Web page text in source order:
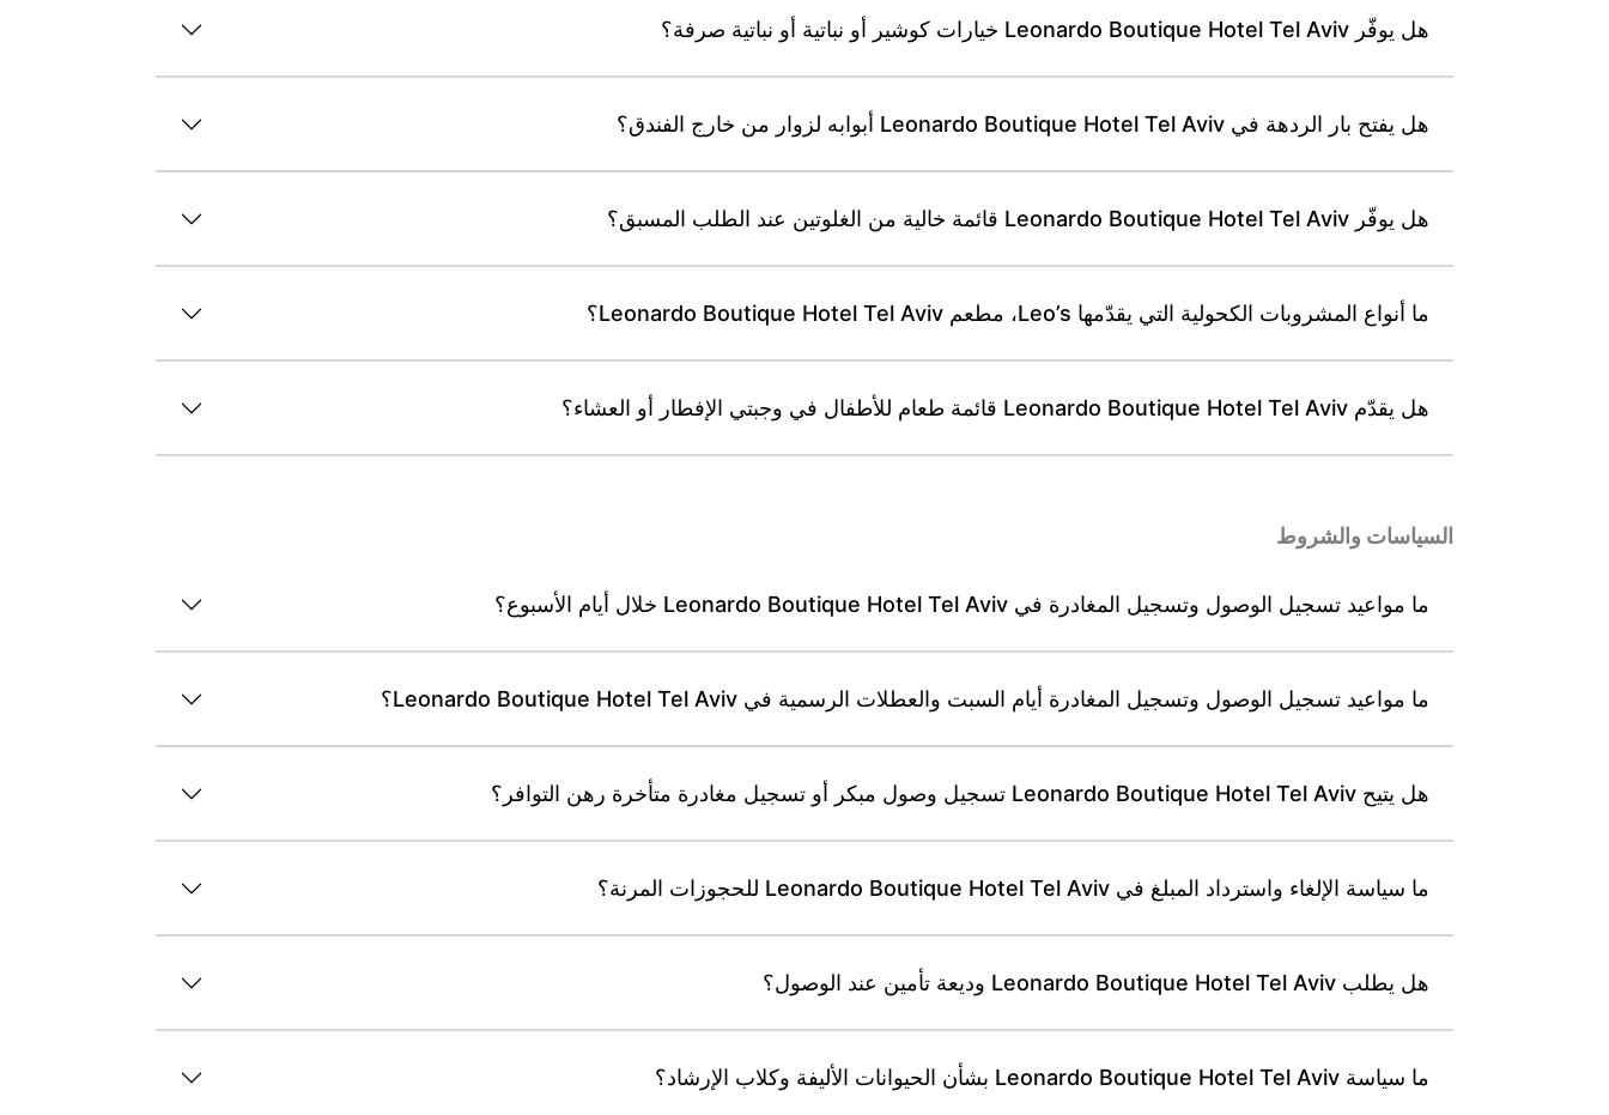
هل يوفّر Leonardo Boutique Hotel Tel Aviv خيارات كوشير أو نباتية أو نباتية صرفة؟
هل يفتح بار الردهة في Leonardo Boutique Hotel Tel Aviv أبوابه لزوار من خارج الفندق؟
هل يوفّر Leonardo Boutique Hotel Tel Aviv قائمة خالية من الغلوتين عند الطلب المسبق؟
ما أنواع المشروبات الكحولية التي يقدّمها Leo’s، مطعم Leonardo Boutique Hotel Tel Aviv؟
هل يقدّم Leonardo Boutique Hotel Tel Aviv قائمة طعام للأطفال في وجبتي الإفطار أو العشاء؟
السياسات والشروط
ما مواعيد تسجيل الوصول وتسجيل المغادرة في Leonardo Boutique Hotel Tel Aviv خلال أيام الأسبوع؟
ما مواعيد تسجيل الوصول وتسجيل المغادرة أيام السبت والعطلات الرسمية في Leonardo Boutique Hotel Tel Aviv؟
هل يتيح Leonardo Boutique Hotel Tel Aviv تسجيل وصول مبكر أو تسجيل مغادرة متأخرة رهن التوافر؟
ما سياسة الإلغاء واسترداد المبلغ في Leonardo Boutique Hotel Tel Aviv للحجوزات المرنة؟
هل يطلب Leonardo Boutique Hotel Tel Aviv وديعة تأمين عند الوصول؟
ما سياسة Leonardo Boutique Hotel Tel Aviv بشأن الحيوانات الأليفة وكلاب الإرشاد؟